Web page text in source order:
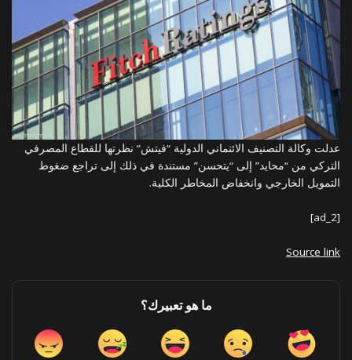
عدلت وكالة التصنيف الائتماني الدولية “فيتش” نظرتها للقطاع المصرفي
التركي من “محايد” إلى “يتحسن” مستندة في ذلك إلى تراجع ضغوط
التمويل الخارجي وانخفاض المخاطر الكلية.
[ad_2]
Source link
ما هو تعبيرك؟